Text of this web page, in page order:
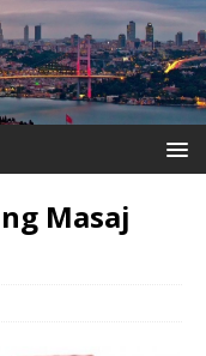
Masaj